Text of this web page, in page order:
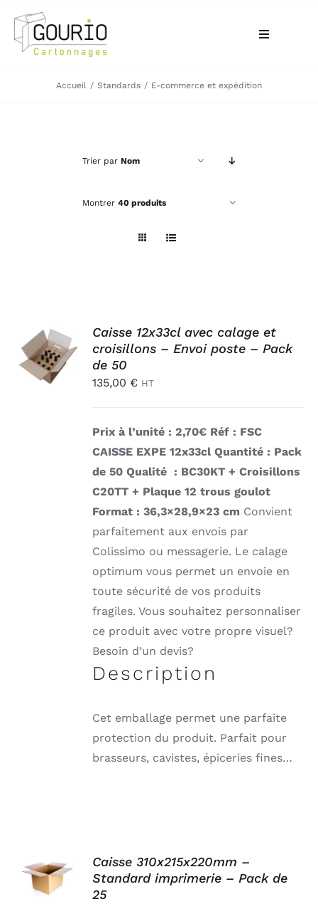
contenu
Toggle
ACCUEIL
VOTRE BESOIN
Connexion
Accueil Standards E-commerce et expédition
Trier par Nom
Montrer 40 produits
AJOUTER
AU
PANIER
/
DÉTAILS
Caisse 12x33cl avec calage et
croisillons – Envoi poste – Pack
de 50
135,00 € HT
Prix à l’unité : 2,70€ Réf : FSC
CAISSE EXPE 12x33clQuantité : Pack
de 50 Qualité : BC30KT + Croisillons
C20TT + Plaque 12 trous goulot
Format : 36,3×28,9×23 cm Convient
parfaitement aux envois par
Colissimo ou messagerie. Le calage
optimum vous permet un envoie en
toute sécurité de vos produits
fragiles. Vous souhaitez personnaliser
ce produit avec votre propre visuel?
Besoin d’un devis?
Description
Cet emballage permet une parfaite
protection du produit. Parfait pour
brasseurs, cavistes, épiceries fines…
AU
PANIER
/
Caisse 310x215x220mm –
Standard imprimerie – Pack de
25